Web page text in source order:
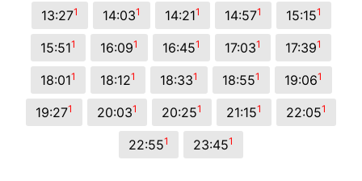
13:271 14:031 14:211 14:571 15:151
15:511 16:091 16:451 17:031 17:391
18:011 18:121 18:331 18:551 19:061
19:271 20:031 20:251 21:151 22:051
22:551 23:451